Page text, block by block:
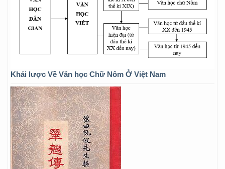
Khái lược Về Văn học Chữ Nôm Ở Việt Nam